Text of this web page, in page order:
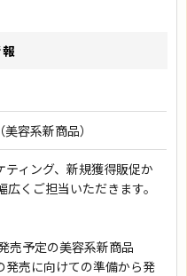
容系新商品）
ティング、新規獲得販促か
広くご担当いただきます。
売予定の美容系新商品
発売に向けての準備から発